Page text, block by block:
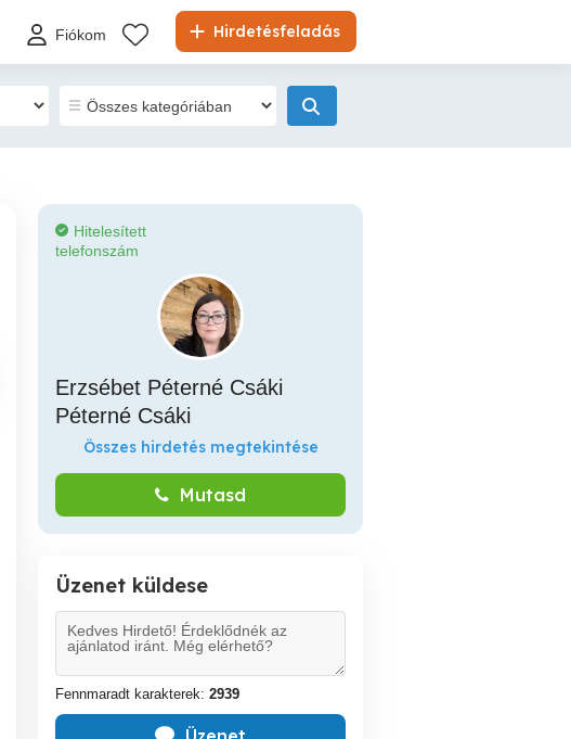
Hirdetésfeladás
Fiókom
Hitelesített
telefonszám
Erzsébet Péterné Csáki
Péterné Csáki
Összes hirdetés megtekintése
Mutasd
Üzenet küldese
Fennmaradt karakterek: 2939